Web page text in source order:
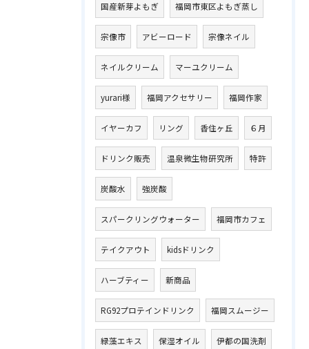
国産新芽よもぎ 福岡市東区よもぎ蒸し
宗像市 アビーロード 宗像ネイル
ネイルクリーム マーユクリーム
yurari様 福岡アクセサリー 福岡作家
イヤーカフ リング 香住ヶ丘 ６月
ドリンク販売 温泉微生物研究所 特許
炭酸水 強炭酸
スパークリングウォーター 福岡市カフェ
テイクアウト kidsドリンク
ハーブティー 新商品
RG92プロテインドリンク 福岡スムージー
緑藻エキス 保湿オイル 伊都の国洗剤